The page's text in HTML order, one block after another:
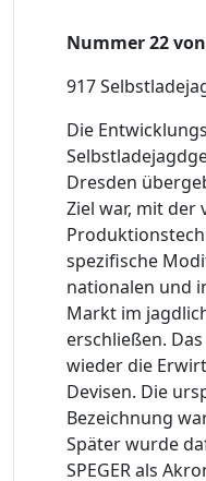
Nummer 22
917
Die
Dresden
Ziel war, mit der
spezifische
nationalen und
Markt im
erschließen.
wieder die
Devisen. Die
Bezeichnung
Später wurde
SPEGER als